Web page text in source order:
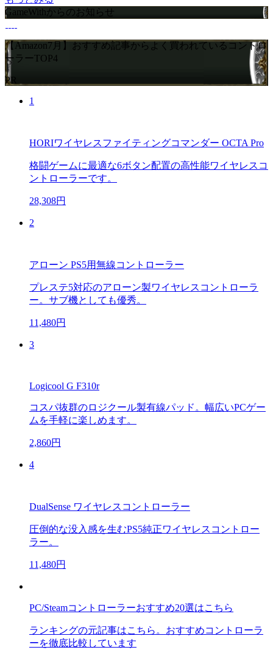
GameWithからのお知らせ
【Amazon7月】おすすめ記事からよく買われているコントロ
ーラーTOP4
PR
1
HORIワイヤレスファイティングコマンダー OCTA Pro
格闘ゲームに最適な6ボタン配置の高性能ワイヤレスコ
ントローラーです。
28,308円
2
アローン PS5用無線コントローラー
プレステ5対応のアローン製ワイヤレスコントローラ
ー。サブ機としても優秀。
11,480円
3
Logicool G F310r
コスパ抜群のロジクール製有線パッド。幅広いPCゲー
ムを手軽に楽しめます。
2,860円
4
DualSense ワイヤレスコントローラー
圧倒的な没入感を生むPS5純正ワイヤレスコントロー
ラー。
11,480円
PC/Steamコントローラーおすすめ20選はこちら
ランキングの元記事はこちら。おすすめコントローラ
ーを徹底比較しています